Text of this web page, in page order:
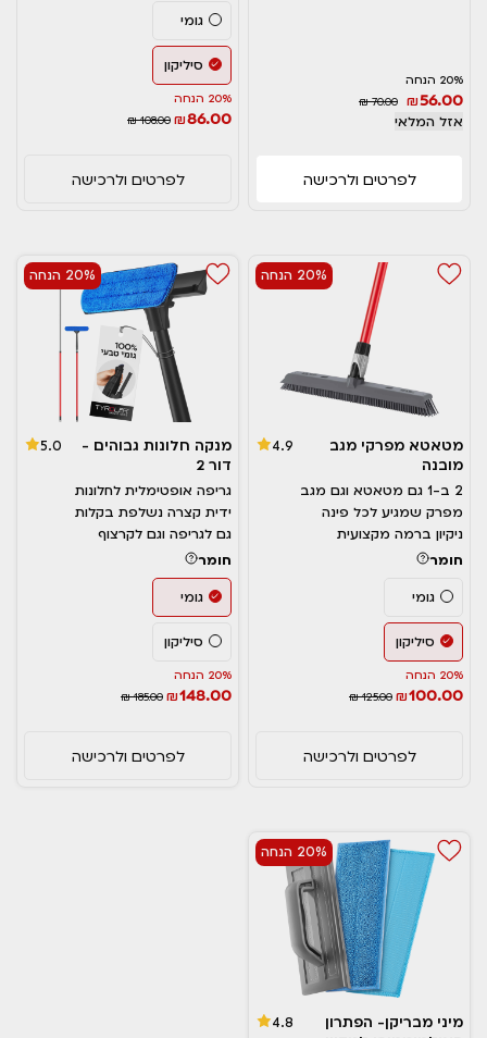
20% הנחה
₪56.00
₪ 70.00
אזל המלאי
לפרטים ולרכישה
גומי
סיליקון
20% הנחה
₪86.00
₪ 108.00
לפרטים ולרכישה
20% הנחה
מטאטא מפרקי מגב
מובנה
4.9
2 ב-1 גם מטאטא וגם מגב
מפרק שמגיע לכל פינה
ניקיון ברמה מקצועית
חומר
גומי
סיליקון
20% הנחה
₪100.00
₪ 125.00
לפרטים ולרכישה
20% הנחה
מנקה חלונות גבוהים -
דור 2
5.0
גריפה אופטימלית לחלונות
ידית קצרה נשלפת בקלות
גם לגריפה וגם לקרצוף
חומר
גומי
סיליקון
20% הנחה
₪148.00
₪ 185.00
לפרטים ולרכישה
20% הנחה
מיני מבריקן- הפתרון
4.8